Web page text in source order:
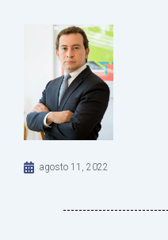
agosto 11, 2022